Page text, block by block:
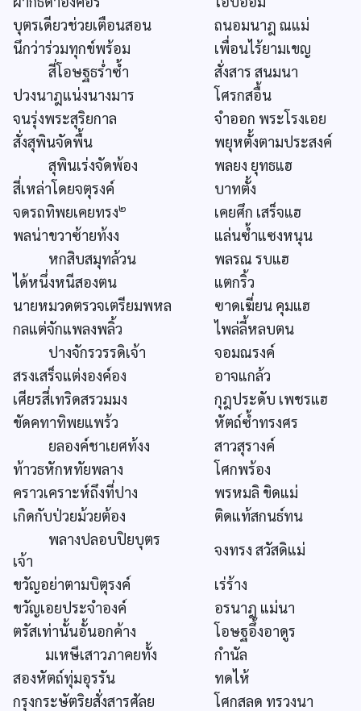
บุตรเดียวช่วยเตือนสอน
ถนอมนาฎ ณแม่
นึกว่าร่วมทุกข์พร้อม
เพื่อนไร้ยามเขญ
สี่โอษฐธร่ำซ้ำ
สั่งสาร สนมนา
ปวงนาฎแน่งนางมาร
โศรกสอื้น
จนรุ่งพระสุริยกาล
จำออก พระโรงเอย
สั่งสุพินจัดพื้น
พยุหตั้งตามประสงค์
สุพินเร่งจัดพ้อง
พลยง ยุทธแฮ
สี่เหล่าโดยจตุรงค์
บาทตั้ง
จดรถทิพยเคยทรง๒
เคยศึก เสร็จแฮ
พลน่าขวาซ้ายท้งง
แล่นซ้ำแซงหนุน
หกสิบสมุทล้วน
พลรณ รบแฮ
ได้หนึ่งหนีสองตน
แตกริ้ว
นายหมวดตรวจเตรียมพหล
ฃาดเฆี่ยน คุมแฮ
กลแต่จักแพลงพลิ้ว
ไพล่ลี้หลบตน
ปางจักรวรรดิเจ้า
จอมณรงค์
สรงเสร็จแต่งองค์อง
อาจแกล้ว
เศียรสี่เทริดสรวมมง
กุฎประดับ เพชรแฮ
ขัดคทาทิพยแพร้ว
หัตถ์ซ้ำทรงศร
ยลองค์ชาเยศท้งง
สาวสุรางค์
ท้าวธหักหทัยพลาง
โศกพร้อง
คราวเคราะห์ถึงที่ปาง
พรหมลิ ขิดแม่
เกิดกับป่วยม้วยต้อง
ติดแท้สกนธ์ทน
พลางปลอบปิยบุตร
เจ้า
จงทรง สวัสดิแม่
ขวัญอย่าตามบิตุรงค์
เร่ร้าง
ขวัญเอยประจำองค์
อรนาฎ แม่นา
ตรัสเท่านั้นอั้นอกค้าง
โอษฐอึ้งอาดูร
มเหษีเสาวภาคยทั้ง
กำนัล
สองหัตถ์ทุ่มอุรรัน
ทดไห้
กรุงกระษัตริยสั่งสารศัลย
โศกสลด ทรวงนา